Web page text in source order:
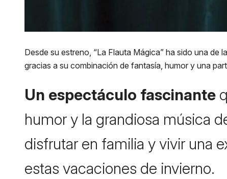
Desde su estreno, “La Flauta Mágica” ha sido una de
gracias a su combinación de fantasía, humor y una
Un espectáculo fascinante
humor y la grandiosa música
disfrutar en familia y vivir una
estas vacaciones de invierno.